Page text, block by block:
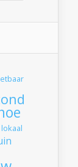
lokaal